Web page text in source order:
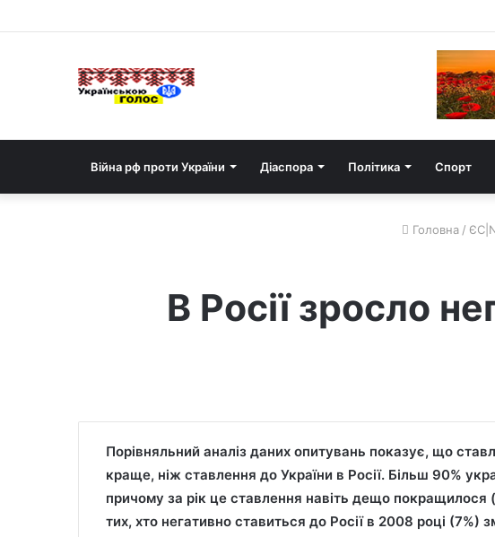
Війна рф проти України Діаспора Політика Спорт
Головна /
В Росії зросло
Порівняльний аналіз даних опитувань показує, що
краще, ніж ставлення до України в Росії. Більш 90%
причому за рік це ставлення навіть дещо покращилося
тих, хто негативно ставиться до Росії в 2008 році (7%)